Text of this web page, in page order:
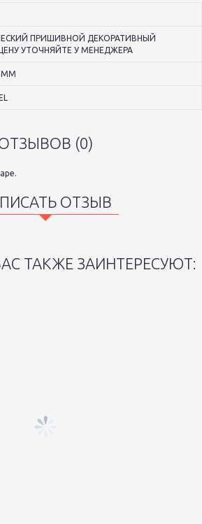
ПРИШИВНОЙ ДЕКОРАТИВНЫЙ
УТОЧНЯЙТЕ У МЕНЕДЖЕРА
ММ
(0)
ОТЗЫВ
ТАКЖЕ ЗАИНТЕРЕСУЮТ: